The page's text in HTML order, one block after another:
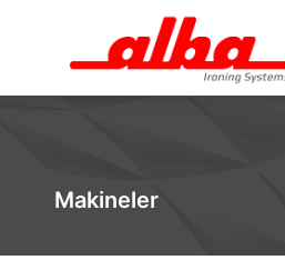
Makineler